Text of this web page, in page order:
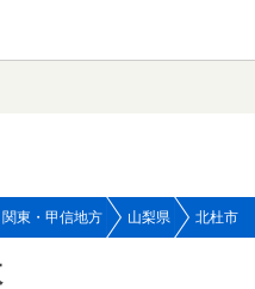
関東・甲信地方 山梨県 北杜市